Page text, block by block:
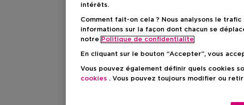
intérêts.
Comment fait-on cela ? Nous analysons le
informations sur la façon dont chacun se
notre Politique de confidentialite
En cliquant sur le bouton “Accepter”, vous
Vous pouvez également définir quels cookies
cookies . Vous pouvez toujours modifier ou